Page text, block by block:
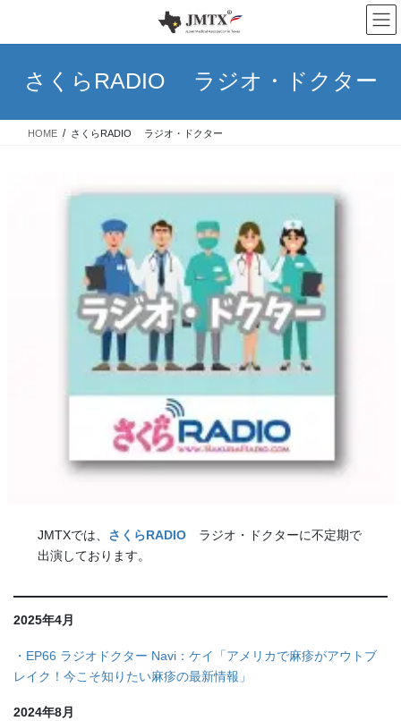
テ
ス
ゲ
ン
さくらRADIO ラジオ・ドクター
HOME さくらRADIO ラジオ・ドクター
JMTXでは、 さくらRADIO ラジオ・ドクターに不定期で
出演しております。
2025年4月
・ EP66 ラジオドクター Navi：ケイ「アメリカで麻疹がアウトブ
レイク！今こそ知りたい麻疹の最新情報」
2024年8月